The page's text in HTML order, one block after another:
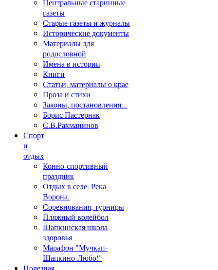
Центральные старинные
газеты
Старые газеты и журналы
Исторические документы
Материалы для
родословной
Имена в истории
Книги
Статьи, материалы о крае
Проза и стихи
Законы, постановления...
Борис Пастернак
С.В.Рахманинов
Спорт
и
отдых
Конно-спортивный
праздник
Отдых в селе. Река
Ворона.
Соревнования, турниры
Пляжный волейбол
Шапкинская школа
здоровья
Марафон "Мучкап-
Шапкино-Любо!"
Полезная